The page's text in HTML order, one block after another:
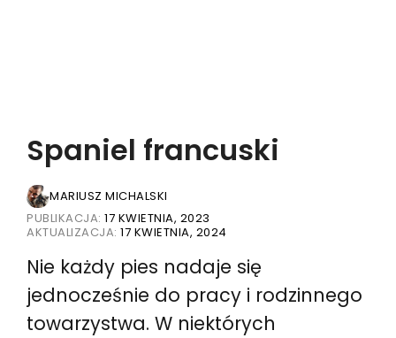
Spaniel francuski
MARIUSZ MICHALSKI
PUBLIKACJA: 17 KWIETNIA, 2023
AKTUALIZACJA: 17 KWIETNIA, 2024
Nie każdy pies nadaje się
jednocześnie do pracy i rodzinnego
towarzystwa. W niektórych